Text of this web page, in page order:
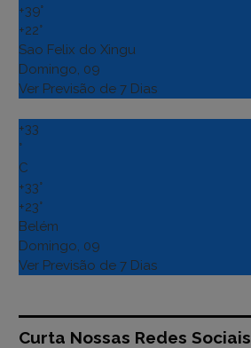
+39°
+22°
Sao Felix do Xingu
Domingo, 09
Ver Previsão de 7 Dias
+33
°
C
+33°
+23°
Belém
Domingo, 09
Ver Previsão de 7 Dias
Curta Nossas Redes Sociais